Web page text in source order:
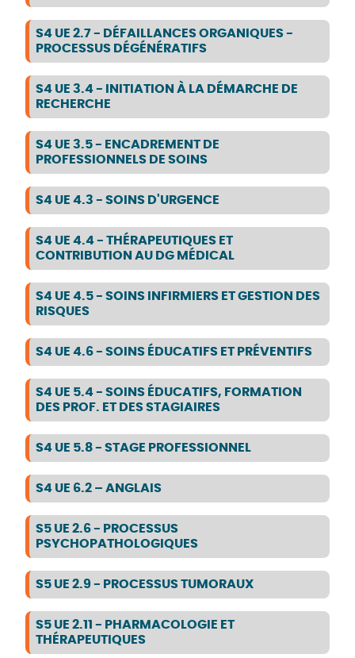
S4 UE 2.7 - DÉFAILLANCES ORGANIQUES -
PROCESSUS DÉGÉNÉRATIFS
S4 UE 3.4 - INITIATION À LA DÉMARCHE DE
RECHERCHE
S4 UE 3.5 - ENCADREMENT DE
PROFESSIONNELS DE SOINS
S4 UE 4.3 - SOINS D'URGENCE
S4 UE 4.4 - THÉRAPEUTIQUES ET
CONTRIBUTION AU DG MÉDICAL
S4 UE 4.5 - SOINS INFIRMIERS ET GESTION DES
RISQUES
S4 UE 4.6 - SOINS ÉDUCATIFS ET PRÉVENTIFS
S4 UE 5.4 - SOINS ÉDUCATIFS, FORMATION
DES PROF. ET DES STAGIAIRES
S4 UE 5.8 - STAGE PROFESSIONNEL
S4 UE 6.2 – ANGLAIS
S5 UE 2.6 - PROCESSUS
PSYCHOPATHOLOGIQUES
S5 UE 2.9 - PROCESSUS TUMORAUX
S5 UE 2.11 - PHARMACOLOGIE ET
THÉRAPEUTIQUES